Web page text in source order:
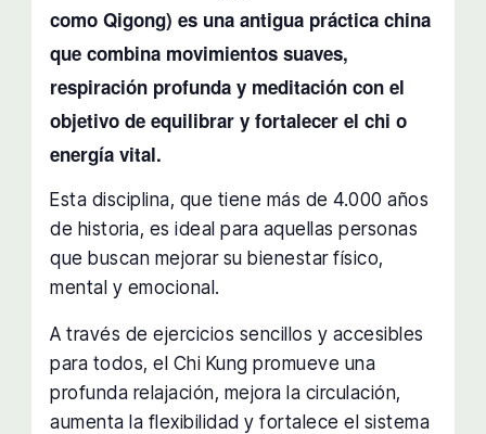
como Qigong) es una antigua práctica china
que combina movimientos suaves,
respiración profunda y meditación con el
objetivo de equilibrar y fortalecer el chi o
energía vital.
Esta disciplina, que tiene más de 4.000 años
de historia, es ideal para aquellas personas
que buscan mejorar su bienestar físico,
mental y emocional.
A través de ejercicios sencillos y accesibles
para todos, el Chi Kung promueve una
profunda relajación, mejora la circulación,
aumenta la flexibilidad y fortalece el sistema